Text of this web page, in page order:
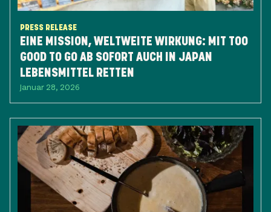
PRESS RELEASE
EINE MISSION, WELTWEITE WIRKUNG: ​MIT TOO
GOOD TO GO AB SOFORT AUCH IN JAPAN
LEBENSMITTEL RETTEN
Januar 28, 2026